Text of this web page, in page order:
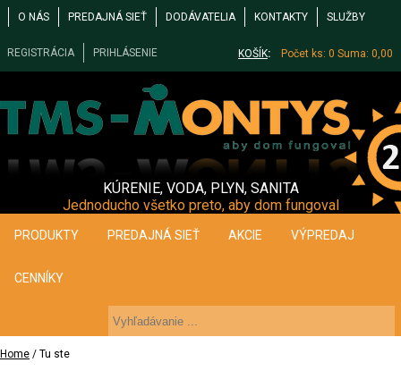
O NÁS PREDAJNÁ SIEŤ DODÁVATELIA KONTAKTY SLUŽBY
REGISTRÁCIA PRIHLÁSENIE KOŠÍK: Počet ks: 0 Suma: 0,00
KÚRENIE, VODA, PLYN, SANITA
Jednoducho všetko preto, aby dom fungoval
PRODUKTY PREDAJNÁ SIEŤ AKCIE VÝPREDAJ
CENNÍKY
Home / Tu ste